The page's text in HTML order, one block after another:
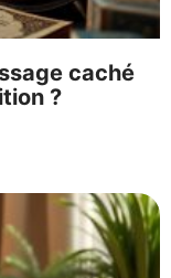
caché
?